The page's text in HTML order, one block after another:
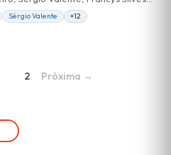
Sérgio Valente +12
2 Próxima →